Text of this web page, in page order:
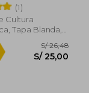
(1)
Cultura
Tapa Blanda,